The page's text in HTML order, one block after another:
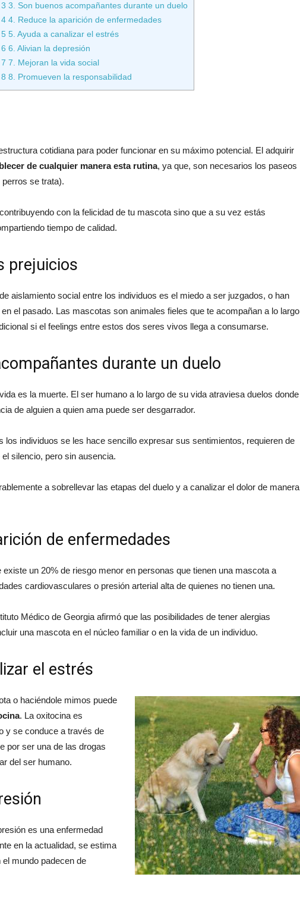
3 3. Son buenos acompañantes durante un duelo
4 4. Reduce la aparición de enfermedades
5 5. Ayuda a canalizar el estrés
6 6. Alivian la depresión
7 7. Mejoran la vida social
8 8. Promueven la responsabilidad
cotidiana para poder funcionar en su máximo potencial. El adquirir
de cualquier manera esta rutina, ya que, son necesarios los paseos
se trata).
con la felicidad de tu mascota sino que a su vez estás
tiempo de calidad.
prejuicios
aislamiento social entre los individuos es el miedo a ser juzgados, o han
el pasado. Las mascotas son animales fieles que te acompañan a lo largo
si el feelings entre estos dos seres vivos llega a consumarse.
durante un duelo
es la muerte. El ser humano a lo largo de su vida atraviesa duelos donde
de alguien a quien ama puede ser desgarrador.
los individuos se les hace sencillo expresar sus sentimientos, requieren de
silencio, pero sin ausencia.
a sobrellevar las etapas del duelo y a canalizar el dolor de manera
de enfermedades
un 20% de riesgo menor en personas que tienen una mascota a
cardiovasculares o presión arterial alta de quienes no tienen una.
Médico de Georgia afirmó que las posibilidades de tener alergias
una mascota en el núcleo familiar o en la vida de un individuo.
el estrés
o haciéndole mimos puede
. La oxitocina es
y se conduce a través de
por ser una de las drogas
del ser humano.
es una enfermedad
en la actualidad, se estima
mundo padecen de